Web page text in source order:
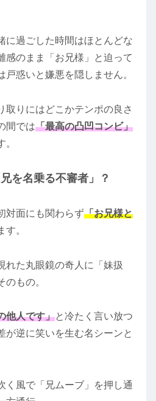
に過ごした時間はほとんどな
感のまま「お兄様」と迫って
戸惑いと嫌悪を隠しません。
取りにはどこかテンポの良さ
間では「最高の凸凹コンビ」
を名乗る不審者」？
対面にも関わらず「お兄様と
す。
れた丸眼鏡の奇人に「妹扱
のもの。
他人です」と冷たく言い放つ
が逆に笑いを生む名シーンと
く風で「兄ムーブ」を押し通